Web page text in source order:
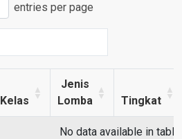
entries per page
Kelas
Jenis
Lomba
Tingkat
No data available in table